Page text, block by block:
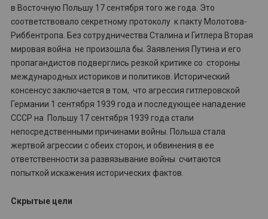
в Восточную Польшу 17 сентября того же года. Это
соответствовало секретному протоколу к пакту Молотова-
Риббентропа. Без сотрудничества Сталина и Гитлера Вторая
мировая война не произошла бы. Заявления Путина и его
пропагандистов подверглись резкой критике со стороны
международных историков и политиков. Исторический
консенсус заключается в том, что агрессия гитлеровской
Германии 1 сентября 1939 года и последующее нападение
СССР на Польшу 17 сентября 1939 года стали
непосредственными причинами войны. Польша стала
жертвой агрессии с обеих сторон, и обвинения в ее
ответственности за развязывание войны считаются
попыткой искажения исторических фактов.
Скрытые цели